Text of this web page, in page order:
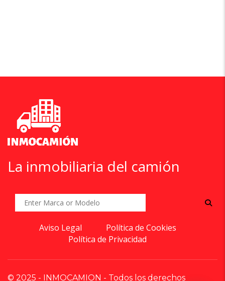
La inmobiliaria del camión
Aviso Legal
Política de Cookies
Política de Privacidad
© 2025 - INMOCAMION - Todos los derechos